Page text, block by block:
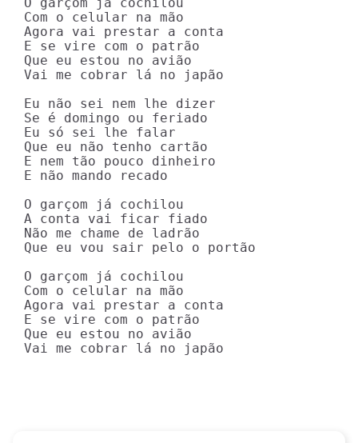
O garçom já cochilou
Com o celular na mão
Agora vai prestar a conta
E se vire com o patrão
Que eu estou no avião
Vai me cobrar lá no japão
Eu não sei nem lhe dizer
Se é domingo ou feriado
Eu só sei lhe falar
Que eu não tenho cartão
E nem tão pouco dinheiro
E não mando recado
O garçom já cochilou
A conta vai ficar fiado
Não me chame de ladrão
Que eu vou sair pelo o portão
O garçom já cochilou
Com o celular na mão
Agora vai prestar a conta
E se vire com o patrão
Que eu estou no avião
Vai me cobrar lá no japão